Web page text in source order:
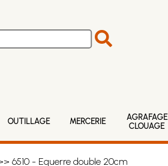
OUTILLAGE MERCERIE
AGRAFAGE
CLOUAGE
6510 - Equerre double 20cm